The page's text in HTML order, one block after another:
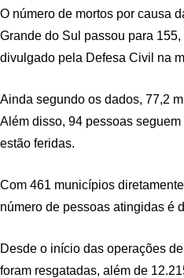
O número de mortos por causa
Grande do Sul passou para
divulgado pela Defesa Civil na
Ainda segundo os dados, 77,2
Além disso, 94 pessoas
estão feridas.
Com 461 municípios
número de pessoas atingidas é
Desde o início das operações
foram resgatadas, além de